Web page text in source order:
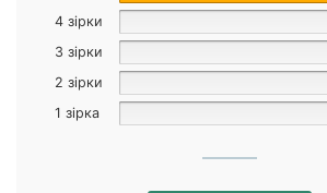
4 зірки
3 зірки
2 зірки
1 зірка